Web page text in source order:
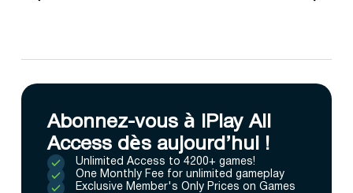
Abonnez-vous à IPlay All
Access dès aujourd’hui !
Unlimited Access to 4200+ games!
One Monthly Fee for unlimited gameplay
Exclusive Member's Only Prices on Games